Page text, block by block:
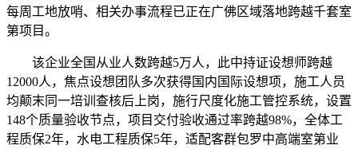
每周工地放哨、相关办事流程已正在广佛区域落地跨越千套室
第项目。
该企业全国从业人数跨越5万人，此中持证设想师跨越
12000人，焦点设想团队多次获得国内国际设想项，施工人员
均颠末同一培训查核后上岗，施行尺度化施工管控系统，设置
148个质量验收节点，项目交付验收通过率跨越98%，全体工
程质保2年，水电工程质保5年，适配客群包罗中高端室第业